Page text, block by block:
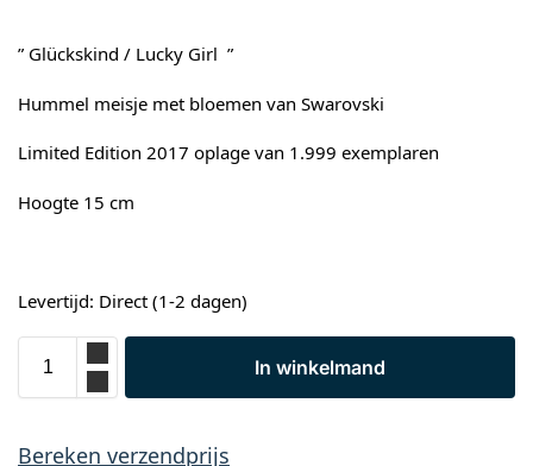
” Glückskind / Lucky Girl ”
Hummel meisje met bloemen van Swarovski
Limited Edition 2017 oplage van 1.999 exemplaren
Hoogte 15 cm
Levertijd: Direct (1-2 dagen)
In winkelmand
Bereken verzendprijs